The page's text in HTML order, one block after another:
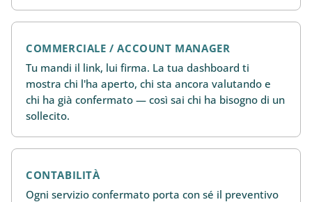
COMMERCIALE / ACCOUNT MANAGER
Tu mandi il link, lui firma. La tua dashboard ti
mostra chi l'ha aperto, chi sta ancora valutando e
chi ha già confermato — così sai chi ha bisogno di un
sollecito.
CONTABILITÀ
Ogni servizio confermato porta con sé il preventivo